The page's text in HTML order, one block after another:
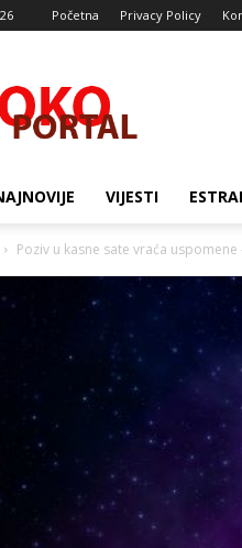
Početna Privacy Policy
VIJESTI
Poziv u kasne sate vraća